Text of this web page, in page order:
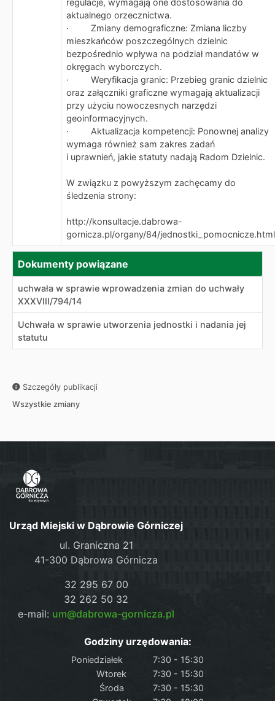
regulacje, wymagają one dostosowania do
aktualnego orzecznictwa.
· Zmiany demograficzne: Zmiana liczby
mieszkańców poszczególnych dzielnic
bezpośrednio wpływa na podział mandatów w
okręgach wyborczych.
· Weryfikacja granic: Przebieg granic dzielnic
oraz załączniki graficzne wymagają aktualizacji
przy użyciu nowoczesnych narzędzi
geoinformacyjnych.
· Aktualizacja kompetencji: Ponownej analizy
wymaga również sam zakres zadań
i uprawnień, jakie statuty nadają Radom Dzielnic.
W związku z powyższym zachęcamy do
śledzenia strony:
http://konsultacje.dabrowa-
gornicza.pl/organy/84/jednostki_pomocnicze.html
Dokumenty powiązane
uchwała w sprawie wprowadzenia zmian do uchwały
XXXVIII/794/14
Uchwała w sprawie utworzenia jednostki i nadania jej
statutu
Szczegóły publikacji
Wszystkie zmiany
Urząd Miejski w Dąbrowie Górniczej
ul. Graniczna 21
41-300 Dąbrowa Górnicza
32 295 67 00
32 262 50 32
e-mail: um@dabrowa-gornicza.pl
Godziny urzędowania:
Poniedziałek
7:30 - 15:30
Wtorek
7:30 - 15:30
Środa
7:30 - 15:30